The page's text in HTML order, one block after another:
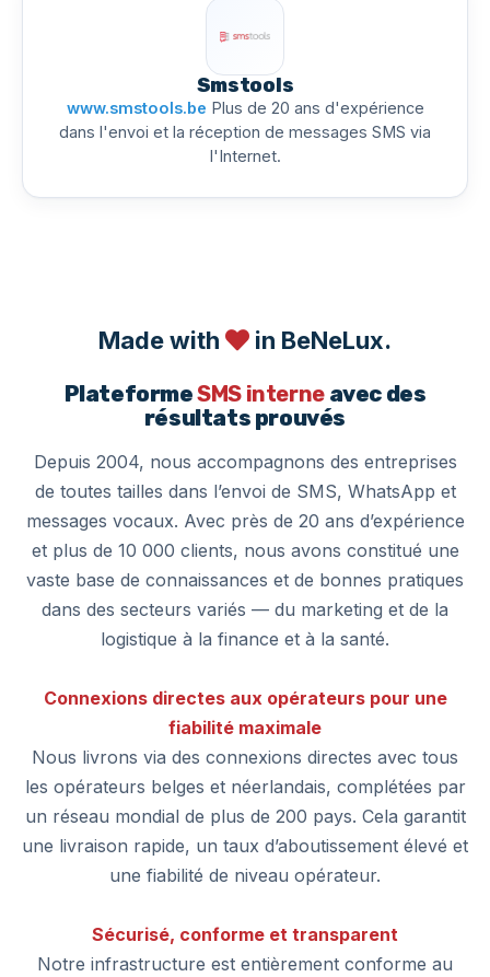
Smstools
www.smstools.be Plus de 20 ans d'expérience
dans l'envoi et la réception de messages SMS via
l'Internet.
Made with in BeNeLux.
PlateformeSMS interneavec des
résultats prouvés
Depuis 2004, nous accompagnons des entreprises
de toutes tailles dans l’envoi de SMS, WhatsApp et
messages vocaux. Avec près de 20 ans d’expérience
et plus de 10 000 clients, nous avons constitué une
vaste base de connaissances et de bonnes pratiques
dans des secteurs variés — du marketing et de la
logistique à la finance et à la santé.
Connexions directes aux opérateurs pour une
fiabilité maximale
Nous livrons via des connexions directes avec tous
les opérateurs belges et néerlandais, complétées par
un réseau mondial de plus de 200 pays. Cela garantit
une livraison rapide, un taux d’aboutissement élevé et
une fiabilité de niveau opérateur.
Sécurisé, conforme et transparent
Notre infrastructure est entièrement conforme au